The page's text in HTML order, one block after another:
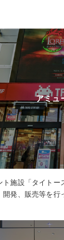
アミュ
ト施設「タイト
開発、販売等を行